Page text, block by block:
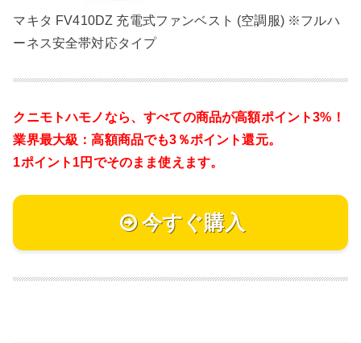
マキタ FV410DZ 充電式ファンベスト (空調服) ※フルハ
ーネス安全帯対応タイプ
クニモトハモノなら、すべての商品が高額ポイント3%！
業界最大級：高額商品でも3％ポイント還元。
1ポイント1円でそのまま使えます。
今すぐ購入